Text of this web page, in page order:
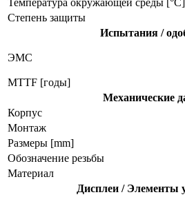
Температура окружающей среды [°C]
Степень защиты
Испытания /
ЭMC
MTTF [годы]
Механические
Корпус
Монтаж
Размеры [mm]
Обозначение резьбы
Материал
Дисплеи / Элементы